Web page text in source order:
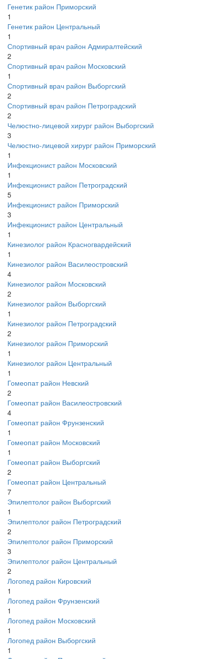
Генетик район Приморский
1
Генетик район Центральный
1
Спортивный врач район Адмиралтейский
2
Спортивный врач район Московский
1
Спортивный врач район Выборгский
2
Спортивный врач район Петроградский
2
Челюстно-лицевой хирург район Выборгский
3
Челюстно-лицевой хирург район Приморский
1
Инфекционист район Московский
1
Инфекционист район Петроградский
5
Инфекционист район Приморский
3
Инфекционист район Центральный
1
Кинезиолог район Красногвардейский
1
Кинезиолог район Василеостровский
4
Кинезиолог район Московский
2
Кинезиолог район Выборгский
1
Кинезиолог район Петроградский
2
Кинезиолог район Приморский
1
Кинезиолог район Центральный
1
Гомеопат район Невский
2
Гомеопат район Василеостровский
4
Гомеопат район Фрунзенский
1
Гомеопат район Московский
1
Гомеопат район Выборгский
2
Гомеопат район Центральный
7
Эпилептолог район Выборгский
1
Эпилептолог район Петроградский
2
Эпилептолог район Приморский
3
Эпилептолог район Центральный
2
Логопед район Кировский
1
Логопед район Фрунзенский
1
Логопед район Московский
1
Логопед район Выборгский
1